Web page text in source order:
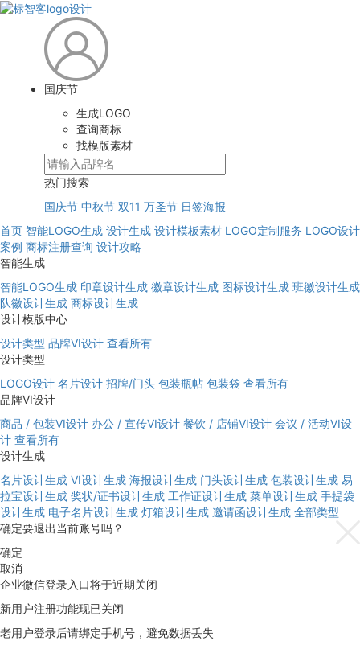
国庆节
生成LOGO
查询商标
找模版素材
热门搜索
国庆节 中秋节 双11 万圣节 日签海报
首页 智能LOGO生成 设计生成 设计模板素材 LOGO定制服务 LOGO设计
案例 商标注册查询 设计攻略
智能生成
智能LOGO生成 印章设计生成 徽章设计生成 图标设计生成 班徽设计生成
队徽设计生成 商标设计生成
设计模版中心
设计类型 品牌VI设计 查看所有
设计类型
LOGO设计 名片设计 招牌/门头 包装瓶帖 包装袋 查看所有
品牌VI设计
商品 / 包装VI设计 办公 / 宣传VI设计 餐饮 / 店铺VI设计 会议 / 活动VI设
计 查看所有
设计生成
名片设计生成 VI设计生成 海报设计生成 门头设计生成 包装设计生成 易
拉宝设计生成 奖状/证书设计生成 工作证设计生成 菜单设计生成 手提袋
设计生成 电子名片设计生成 灯箱设计生成 邀请函设计生成 全部类型
确定要退出当前账号吗？
确定
取消
企业微信登录入口将于近期关闭
新用户注册功能现已关闭
老用户登录后请绑定手机号，避免数据丢失